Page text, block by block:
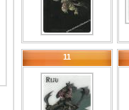
11